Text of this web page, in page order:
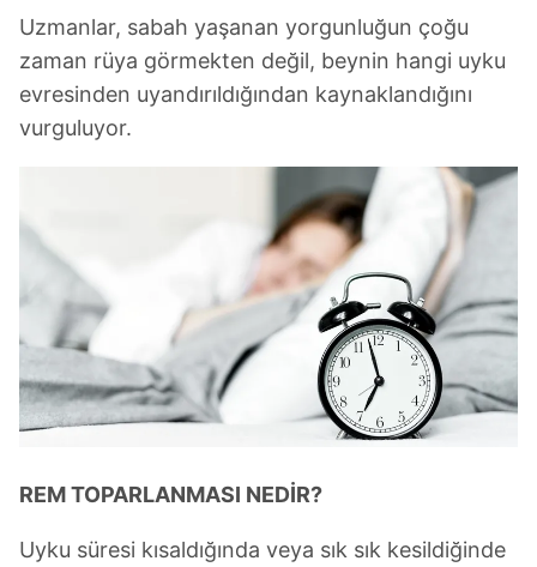
Uzmanlar, sabah yaşanan yorgunluğun çoğu
zaman rüya görmekten değil, beynin hangi uyku
evresinden uyandırıldığından kaynaklandığını
vurguluyor.
REM TOPARLANMASI NEDİR?
Uyku süresi kısaldığında veya sık sık kesildiğinde